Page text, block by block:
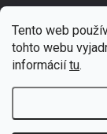
Tento web
tohto webu
informáciítu.
Certifikát kvality
Moja objednávka